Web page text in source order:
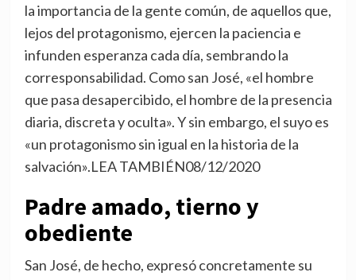
la importancia de la gente común, de aquellos que,
lejos del protagonismo, ejercen la paciencia e
infunden esperanza cada día, sembrando la
corresponsabilidad. Como san José, «el hombre
que pasa desapercibido, el hombre de la presencia
diaria, discreta y oculta». Y sin embargo, el suyo es
«un protagonismo sin igual en la historia de la
salvación».LEA TAMBIÉN08/12/2020
Padre amado, tierno y
obediente
San José, de hecho, expresó concretamente su